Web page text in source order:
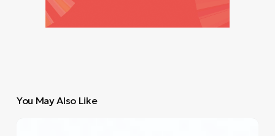
You May Also Like